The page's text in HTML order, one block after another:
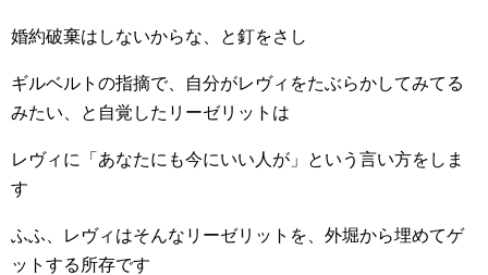
婚約破棄はしないからな、と釘をさし
ギルベルトの指摘で、自分がレヴィをたぶらかしてみてる
みたい、と自覚したリーゼリットは
レヴィに「あなたにも今にいい人が」という言い方をしま
す
ふふ、レヴィはそんなリーゼリットを、外堀から埋めてゲ
ットする所存です